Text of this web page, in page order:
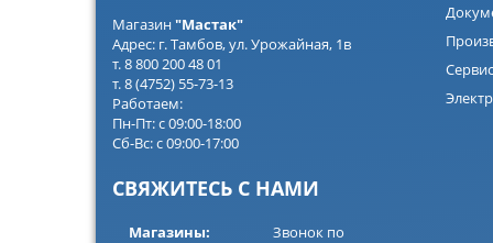
Магазин "Мастак"
Адрес: г. Тамбов, ул. Урожайная, 1в
т. 8 800 200 48 01
т. 8 (4752) 55-73-13
Работаем:
Пн-Пт: с 09:00-18:00
Сб-Вс: с 09:00-17:00
СВЯЖИТЕСЬ С НАМИ
Магазины: Звонок по
Сервис